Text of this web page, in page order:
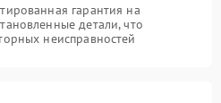
гарантия на
детали, что
неисправностей